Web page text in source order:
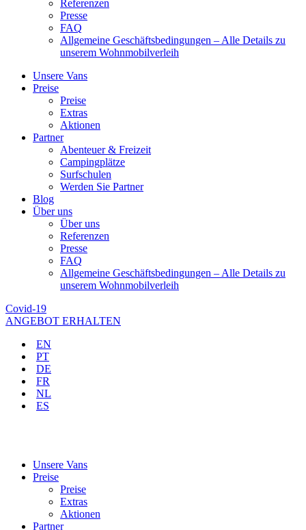
Referenzen
Presse
FAQ
Allgemeine Geschäftsbedingungen – Alle Details zu
unserem Wohnmobilverleih
Unsere Vans
Preise
Preise
Extras
Aktionen
Partner
Abenteuer & Freizeit
Campingplätze
Surfschulen
Werden Sie Partner
Blog
Über uns
Über uns
Referenzen
Presse
FAQ
Allgemeine Geschäftsbedingungen – Alle Details zu
unserem Wohnmobilverleih
Covid-19
ANGEBOT ERHALTEN
EN
PT
DE
FR
NL
ES
Unsere Vans
Preise
Preise
Extras
Aktionen
Partner